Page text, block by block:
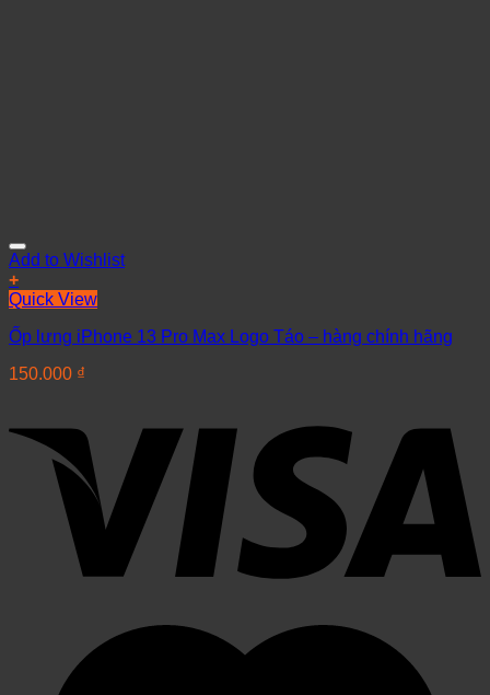
Add to Wishlist
+
Quick View
Ốp lưng iPhone 13 Pro Max Logo Táo – hàng chính hãng
150.000 ₫